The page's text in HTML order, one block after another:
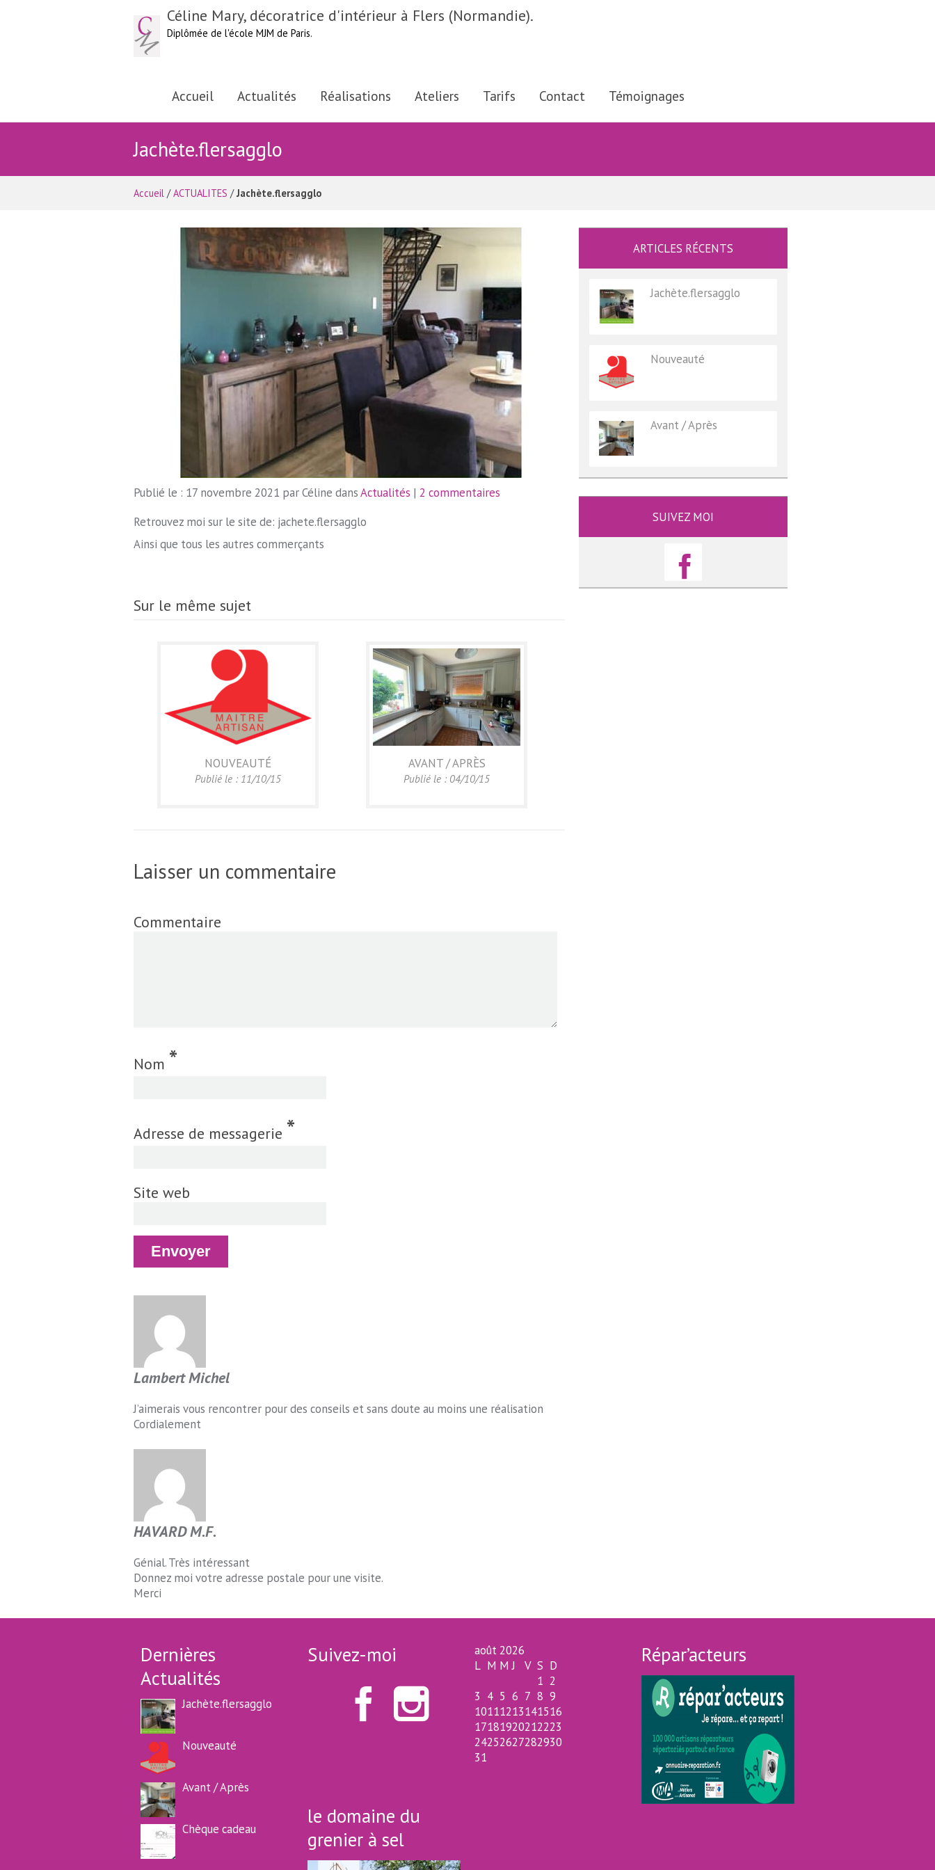
Céline Mary, décoratrice d'intérieur à Flers (Normandie).
Diplômée de l'école MJM de Paris.
Accueil Actualités Réalisations Ateliers Tarifs Contact Témoignages
Jachète.flersagglo
Accueil /ACTUALITES /Jachète.flersagglo
Publié le : 17 novembre 2021 par Céline dansActualités | 2 commentaires
Retrouvez moi sur le site de: jachete.flersagglo
Ainsi que tous les autres commerçants
Sur le même sujet
NOUVEAUTÉ
Publié le : 11/10/15
AVANT / APRÈS
Publié le : 04/10/15
Laisser un commentaire
Commentaire
Nom *
Adresse de messagerie *
Site web
Lambert Michel
J’aimerais vous rencontrer pour des conseils et sans doute au moins une réalisation
Cordialement
HAVARD M.F.
Génial. Très intéressant
Donnez moi votre adresse postale pour une visite.
Merci
ARTICLES RÉCENTS
Jachète.flersagglo
Nouveauté
Avant / Après
SUIVEZ MOI

Dernières
Actualités
Jachète.flersagglo
Nouveauté
Avant / Après
Chèque cadeau
Suivez-moi
 
août 2026
L M M J V S D
1 2
3 4 5 6 7 8 9
10111213141516
17181920212223
24252627282930
31
Répar’acteurs
le domaine du
grenier à sel